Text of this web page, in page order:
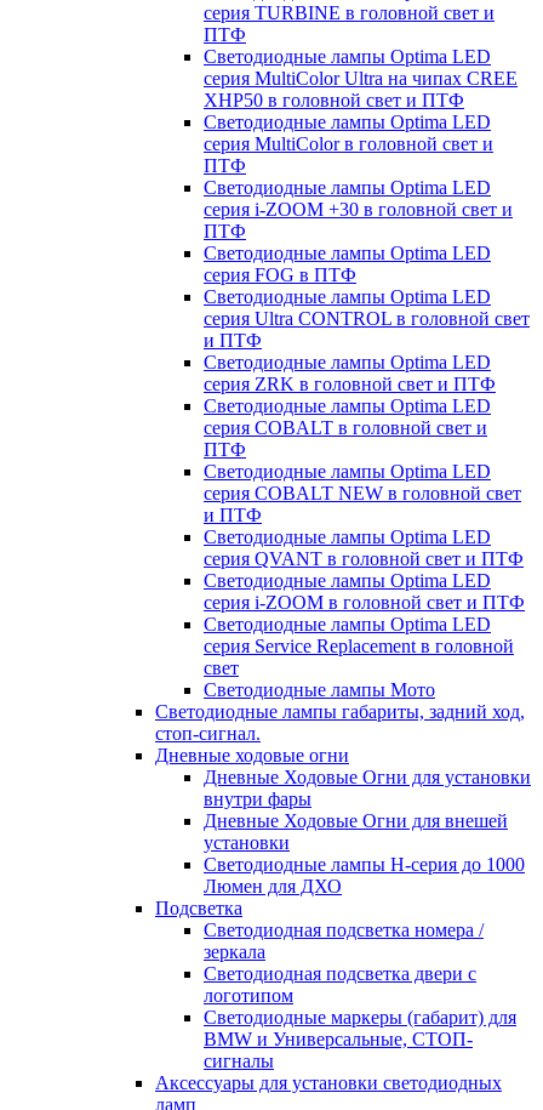
серия TURBINE в головной свет и
ПТФ
Светодиодные лампы Optima LED
серия MultiColor Ultra на чипах CREE
XHP50 в головной свет и ПТФ
Светодиодные лампы Optima LED
серия MultiColor в головной свет и
ПТФ
Светодиодные лампы Optima LED
серия i-ZOOM +30 в головной свет и
ПТФ
Светодиодные лампы Optima LED
серия FOG в ПТФ
Светодиодные лампы Optima LED
серия Ultra CONTROL в головной свет
и ПТФ
Светодиодные лампы Optima LED
серия ZRK в головной свет и ПТФ
Светодиодные лампы Optima LED
серия COBALT в головной свет и
ПТФ
Светодиодные лампы Optima LED
серия COBALT NEW в головной свет
и ПТФ
Светодиодные лампы Optima LED
серия QVANT в головной свет и ПТФ
Светодиодные лампы Optima LED
серия i-ZOOM в головной свет и ПТФ
Светодиодные лампы Optima LED
серия Service Replacement в головной
свет
Светодиодные лампы Мото
Светодиодные лампы габариты, задний ход,
стоп-сигнал.
Дневные ходовые огни
Дневные Ходовые Огни для установки
внутри фары
Дневные Ходовые Огни для внешей
установки
Светодиодные лампы H-серия до 1000
Люмен для ДХО
Подсветка
Светодиодная подсветка номера /
зеркала
Светодиодная подсветка двери с
логотипом
Светодиодные маркеры (габарит) для
BMW и Универсальные, СТОП-
сигналы
Аксессуары для установки светодиодных
ламп